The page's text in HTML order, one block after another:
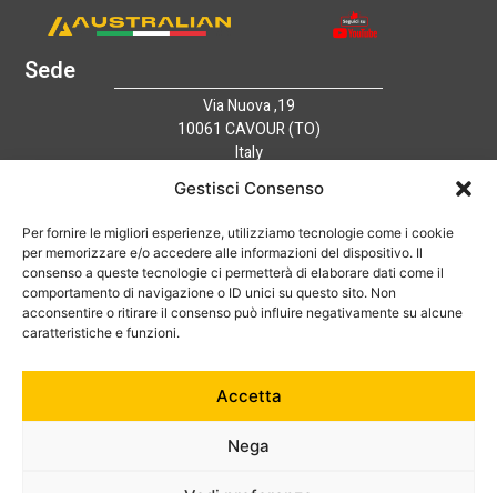
Gestisci Consenso
Per fornire le migliori esperienze, utilizziamo tecnologie come i cookie
per memorizzare e/o accedere alle informazioni del dispositivo. Il
consenso a queste tecnologie ci permetterà di elaborare dati come il
comportamento di navigazione o ID unici su questo sito. Non
acconsentire o ritirare il consenso può influire negativamente su alcune
caratteristiche e funzioni.
Accetta
Nega
Sede
Via Nuova ,19
10061 CAVOUR (TO)
Italy
Azienda
Catalogo
Tecnologia
News
+39 0121 600752
info@australian-srl.com